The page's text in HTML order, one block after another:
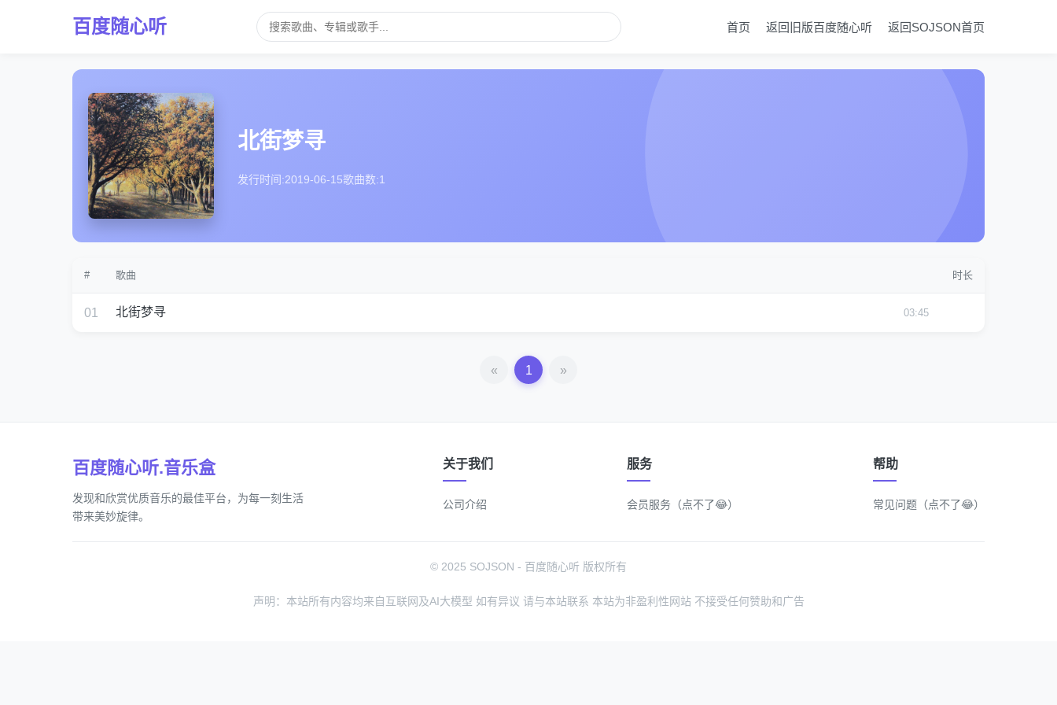
百度随心听 首页 返回旧版百度随心听 返回SOJSON首页
北街梦寻
发行时间:2019-06-15歌曲数:1
# 歌曲 时长
01 北街梦寻 03:45
« 1 »
百度随心听.音乐盒
发现和欣赏优质音乐的最佳平台，为每一刻生活
带来美妙旋律。
关于我们
公司介绍
服务
会员服务（点不了😂）
帮助
常见问题（点不了😂）
© 2025 SOJSON - 百度随心听 版权所有
声明：本站所有内容均来自互联网及AI大模型 如有异议 请与本站联系 本站为非盈利性网站 不接受任何赞助和广告